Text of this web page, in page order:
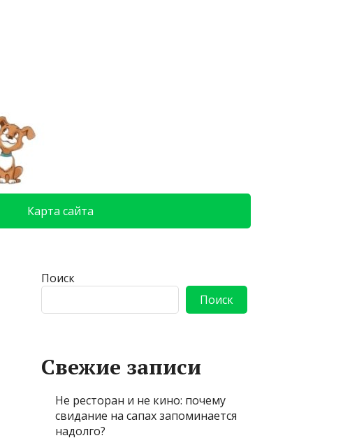
Карта сайта
Поиск
Поиск
Свежие записи
Не ресторан и не кино: почему
свидание на сапах запоминается
надолго?